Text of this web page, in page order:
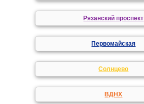
Рязанский проспект
Первомайская
Солнцево
ВДНХ